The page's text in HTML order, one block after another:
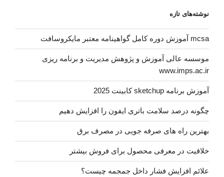
یزدان
کرده
مهران
قربانی”
نوشته‌های تازه
mcsa آموزش دوره کامل گواهینامه معتبر مایکروسافت
موسسه عالی آموزش و پژوهش مدیریت و برنامه ریزی
www.imps.ac.ir
آموزش برنامه sketchup کابینت 2025
چگونه درصد سلامت باتری ایفون را افزایش دهیم
بهترین راه های صرفه جویی در مصرف برق
خلاقیت در معرفی محصول برای فروش بیشتر
علائم افزایش فشار داخل جمجمه چیست؟